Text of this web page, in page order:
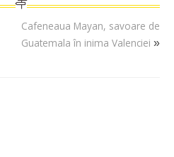
Cafeneaua Mayan, savoare de
Guatemala în inima Valenciei »